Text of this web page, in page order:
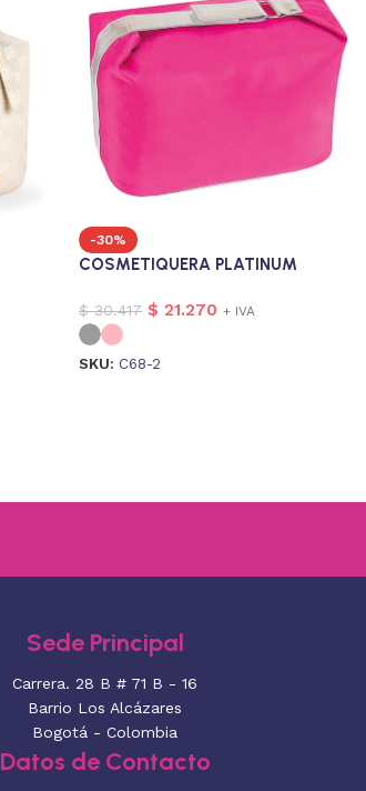
-30%
COSMETIQUERA PLATINUM
$30.417 $ 21.270 + IVA
SKU: C68-2
Sede Principal
Carrera. 28 B # 71 B - 16
Barrio Los Alcázares
Bogotá - Colombia
Datos de Contacto